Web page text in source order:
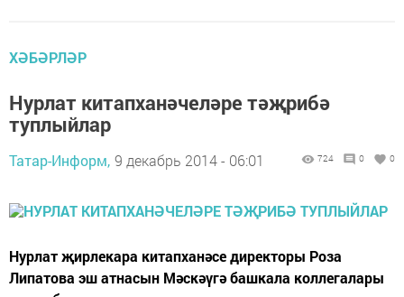
ХӘБӘРЛӘР
Нурлат китапханәчеләре тәҗрибә
туплыйлар
Татар-Информ, 9 декабрь 2014 - 06:01 724 0 0
Нурлат җирлекара китапханәсе директоры Роза
Липатова эш атнасын Мәскәүгә башкала коллегалары